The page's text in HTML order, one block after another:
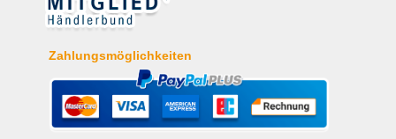
Zahlungsmöglichkeiten